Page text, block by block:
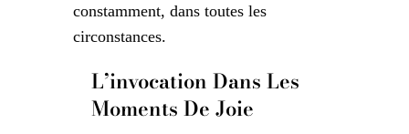
constamment, dans toutes les
circonstances.
L’invocation Dans Les
Moments De Joie